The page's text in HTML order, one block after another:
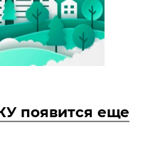
появится еще